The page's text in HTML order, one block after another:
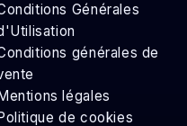
Générales
générales de
Mentions légales
Politique de cookies